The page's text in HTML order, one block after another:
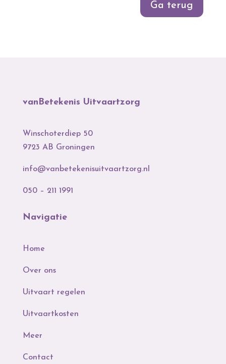
Ga terug
vanBetekenis Uitvaartzorg
Winschoterdiep 50
9723 AB Groningen
info@vanbetekenisuitvaartzorg.nl
050 – 211 1991
Navigatie
Home
Over ons
Uitvaart regelen
Uitvaartkosten
Meer
Contact